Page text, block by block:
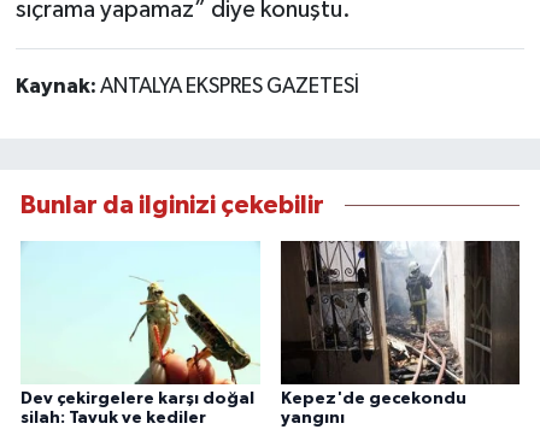
sıçrama yapamaz” diye konuştu.
Kaynak: ANTALYA EKSPRES GAZETESİ
Bunlar da ilginizi çekebilir
Dev çekirgelere karşı doğal
silah: Tavuk ve kediler
Kepez'de gecekondu
yangını